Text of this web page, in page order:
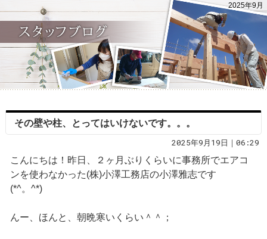
2025年9月
その壁や柱、とってはいけないです。。。
2025年9月19日｜06:29
こんにちは！昨日、２ヶ月ぶりくらいに事務所でエアコ
ンを使わなかった(株)小澤工務店の小澤雅志です
(*^。^*)
んー、ほんと、朝晩寒いくらい＾＾；